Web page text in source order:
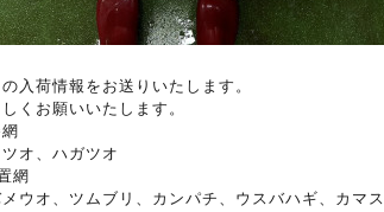
入荷情報をお送りいたします。
くお願いいたします。
オ、ハガツオ
網
ウオ、ツムブリ、カンパチ、ウスバハギ、カマス